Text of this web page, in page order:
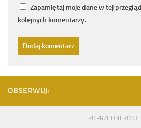
Zapamiętaj moje dane w tej
kolejnych komentarzy.
OBSERWUJ:
POPRZEDNI POST